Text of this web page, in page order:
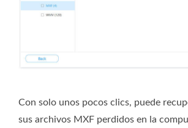
Con solo unos pocos clics, puede
sus archivos MXF perdidos en la